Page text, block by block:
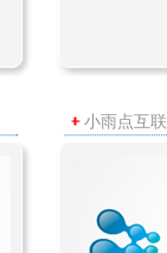
小雨点互